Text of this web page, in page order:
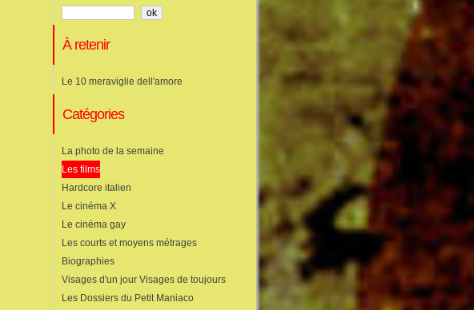
À retenir
Le 10 meraviglie dell'amore
Catégories
La photo de la semaine
Les films
Hardcore italien
Le cinéma X
Le cinéma gay
Les courts et moyens métrages
Biographies
Visages d'un jour Visages de toujours
Les Dossiers du Petit Maniaco